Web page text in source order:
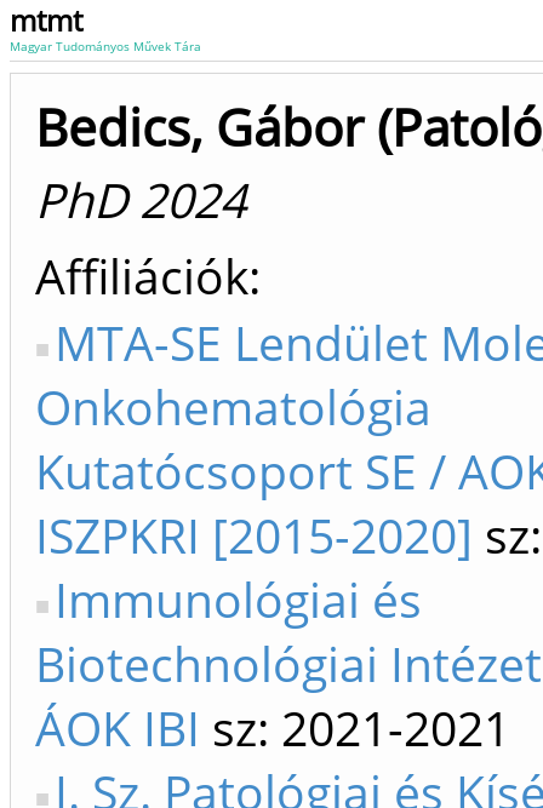
mtmt
Magyar Tudományos Művek Tára
Bedics, Gábor
PhD 2024
Affiliációk
MTA-SE Lendület
Onkohematológia
Kutatócsoport SE /
ISZPKRI [2015-2020]
Immunológiai és
Biotechnológiai
ÁOK IBI sz: 2021-2021
I. Sz. Patológiai és